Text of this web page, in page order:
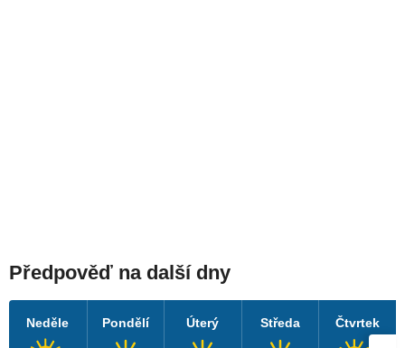
Předpověď na další dny
Neděle Pondělí Úterý Středa Čtvrtek